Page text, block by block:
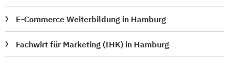
E-Commerce Weiterbildung in Hamburg
Fachwirt für Marketing (IHK) in Hamburg